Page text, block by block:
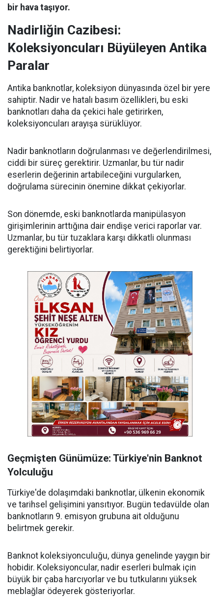
bir hava taşıyor.
Nadirliğin Cazibesi:
Koleksiyoncuları Büyüleyen Antika
Paralar
Antika banknotlar, koleksiyon dünyasında özel bir yere
sahiptir. Nadir ve hatalı basım özellikleri, bu eski
banknotları daha da çekici hale getirirken,
koleksiyoncuları arayışa sürüklüyor.
Nadir banknotların doğrulanması ve değerlendirilmesi,
ciddi bir süreç gerektirir. Uzmanlar, bu tür nadir
eserlerin değerinin artabileceğini vurgularken,
doğrulama sürecinin önemine dikkat çekiyorlar.
Son dönemde, eski banknotlarda manipülasyon
girişimlerinin arttığına dair endişe verici raporlar var.
Uzmanlar, bu tür tuzaklara karşı dikkatli olunması
gerektiğini belirtiyorlar.
Geçmişten Günümüze: Türkiye'nin Banknot
Yolculuğu
Türkiye'de dolaşımdaki banknotlar, ülkenin ekonomik
ve tarihsel gelişimini yansıtıyor. Bugün tedavülde olan
banknotların 9. emisyon grubuna ait olduğunu
belirtmek gerekir.
Banknot koleksiyonculuğu, dünya genelinde yaygın bir
hobidir. Koleksiyoncular, nadir eserleri bulmak için
büyük bir çaba harcıyorlar ve bu tutkularını yüksek
meblağlar ödeyerek gösteriyorlar.